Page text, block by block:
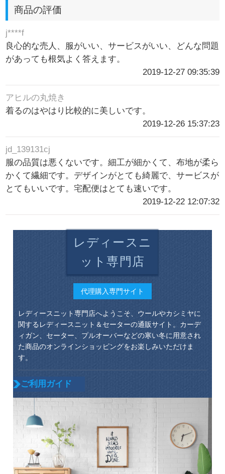
商品の評価
j****f
良心的な売人、服がいい、サービスがいい、どんな問題
があっても根気よく答えます。
2019-12-27 09:35:39
アヒルの丸焼き
着るのはやはり比較的に美しいです。
2019-12-26 15:37:23
jd_139131cj
服の品質は悪くないです。細工が細かくて、布地が柔ら
かくて繊細です。デザインがとても綺麗で、サービスが
とてもいいです。宅配便はとても速いです。
2019-12-22 12:07:32
レディースニ
ット専門店
代理購入専門サイト
レディースニット専門店へようこそ、ウールやカシミヤに
関するレディースニット＆セーターの通販サイト。カーデ
ィガン、セーター、プルオーバーなどの寒い冬に用意され
た商品のオンラインショッピングをお楽しみいただけま
す。
ご利用ガイド